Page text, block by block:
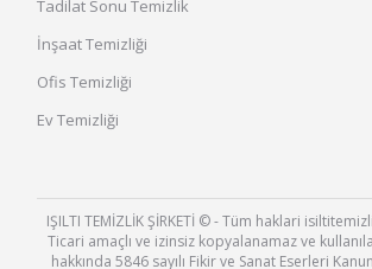
Tadilat Sonu Temizlik
İnşaat Temizliği
Ofis Temizliği
Ev Temizliği
IŞILTI TEMİZLİK ŞİRKETİ © - Tüm haklari
Ticari amaçlı ve izinsiz kopyalanamaz ve
hakkında 5846 sayılı Fikir ve Sanat Eserleri